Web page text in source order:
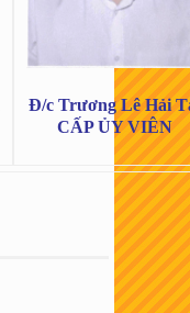
Đ/c Trương Lê Hải
CẤP ỦY VIÊN